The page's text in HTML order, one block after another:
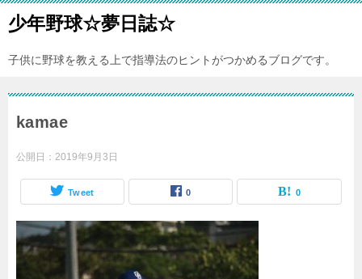
少年野球☆夢日誌☆
子供に野球を教える上で指導法のヒントがつかめるブログです。
kamae
公開日： 2019年9月3日
Tweet 0 0